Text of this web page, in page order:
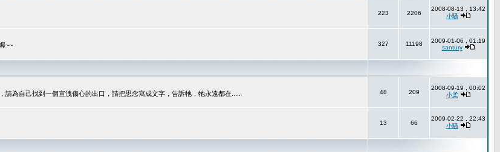
223 2206
2008-08-13 , 13:42
小騷
~~ 327 11198
2009-01-06 , 01:19
santury
為自己找到一個宣洩傷心的出口，請把思念寫成文字，告訴牠，牠永遠都在..... 48 209
2008-09-19 , 00:02
小柔
13 66
2009-02-22 , 22:43
小騷